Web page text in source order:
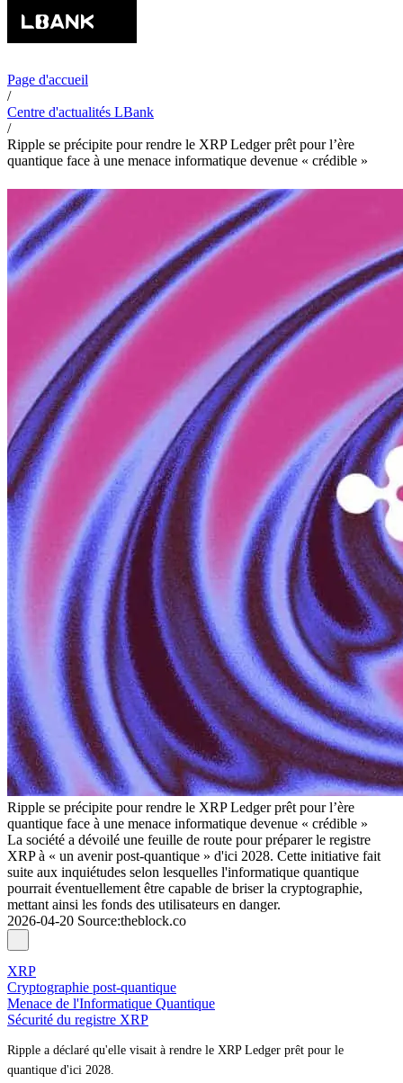
Page d'accueil
/
Centre d'actualités LBank
/
Ripple se précipite pour rendre le XRP Ledger prêt pour l’ère
quantique face à une menace informatique devenue « crédible »
Ripple se précipite pour rendre le XRP Ledger prêt pour l’ère
quantique face à une menace informatique devenue « crédible »
La société a dévoilé une feuille de route pour préparer le registre
XRP à « un avenir post-quantique » d'ici 2028. Cette initiative fait
suite aux inquiétudes selon lesquelles l'informatique quantique
pourrait éventuellement être capable de briser la cryptographie,
mettant ainsi les fonds des utilisateurs en danger.
2026-04-20 Source:theblock.co
XRP
Cryptographie post-quantique
Menace de l'Informatique Quantique
Sécurité du registre XRP
Ripple a déclaré qu'elle visait à rendre le XRP Ledger prêt pour le
quantique d'ici 2028.